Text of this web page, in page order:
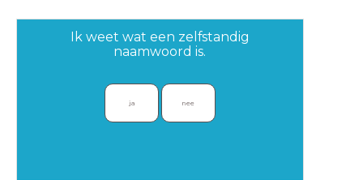
Ik weet wat een zelfstandig
naamwoord is.
ja nee